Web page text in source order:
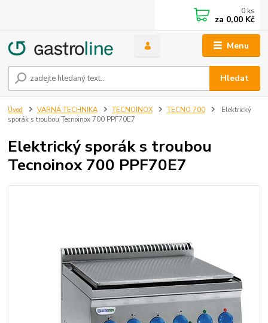
Menu
Hledat
0 ks
za 0,00 Kč
Úvod VARNÁ TECHNIKA TECNOINOX TECNO 700
Elektrický
sporák s troubou Tecnoinox 700 PPF70E7
Elektrický sporák s troubou
Tecnoinox 700 PPF70E7